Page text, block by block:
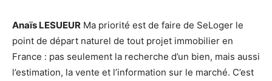
Anaïs LESUEUR Ma priorité est de faire de SeLoger le
point de départ naturel de tout projet immobilier en
France : pas seulement la recherche d’un bien, mais aussi
l’estimation, la vente et l’information sur le marché. C’est